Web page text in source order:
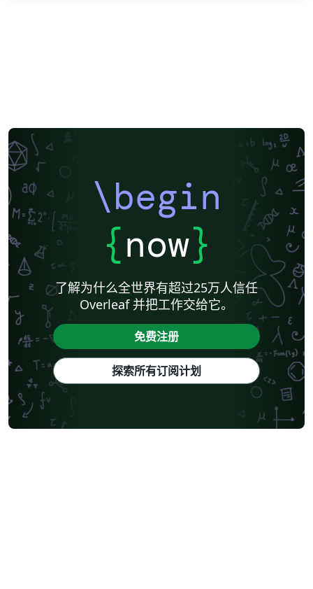
\begin
{now}
了解为什么全世界有超过25万人信任
Overleaf 并把工作交给它。
免费注册
探索所有订阅计划